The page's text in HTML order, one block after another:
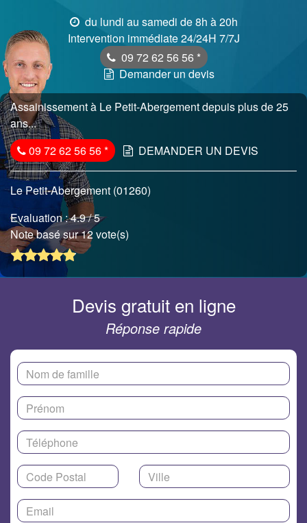
du lundi au samedi de 8h à 20h
Intervention immédiate 24/24H 7/7J
09 72 62 56 56 *
Demander un devis
Assainissement à Le Petit-Abergement depuis plus de 25
ans...
09 72 62 56 56* DEMANDER UN DEVIS
Le Petit-Abergement (01260)
Evaluation :4.9/ 5
Note basé sur 12 vote(s)
Devis gratuit en ligne
Réponse rapide